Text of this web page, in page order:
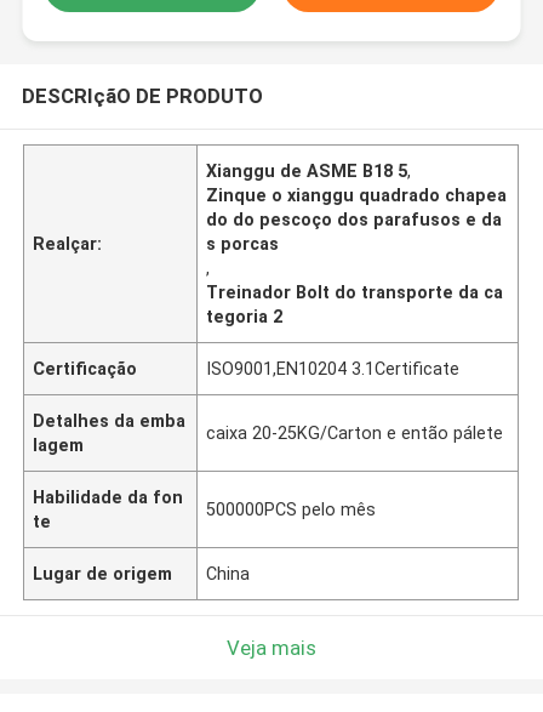
DESCRIçãO DE PRODUTO
Realçar:
Xianggu de ASME B18 5,
Zinque o xianggu quadrado chapea
do do pescoço dos parafusos e da
s porcas
,
Treinador Bolt do transporte da ca
tegoria 2
Certificação ISO9001,EN10204 3.1Certificate
Detalhes da emba
lagem
caixa 20-25KG/Carton e então pálete
Habilidade da fon
te
500000PCS pelo mês
Lugar de origem China
Veja mais